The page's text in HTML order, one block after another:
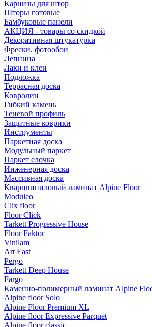
Карнизы для штор
Шторы готовые
Бамбуковые панели
АКЦИЯ - товары со скидкой
Декоративная штукатурка
Фрески, фотообои
Лепнина
Лаки и клеи
Подложка
Террасная доска
Ковролин
Гибкий камень
Теневой профиль
Защитные коврики
Инструменты
Паркетная доска
Модульный паркет
Паркет елочка
Инженерная доска
Массивная доска
Кварцвиниловый ламинат Alpine Floor
Moduleo
Clix floor
Floor Click
Tarkett Progressive House
Floor Faktor
Vinilam
Art East
Pergo
Tarkett Deep House
Fargo
Каменно-полимерный ламинат Alpine
Alpine floor Solo
Alpine Floor Premium XL
Alpine floor Expressive Parquet
Alpine floor classic